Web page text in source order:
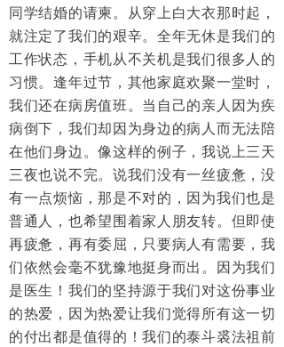
心血管内科
综合内科
消化内科
胸心外科
儿科
妇产科
骨科
呼吸内科
急诊科
同学结婚的请柬。从穿上白大衣那时起，
就注定了我们的艰辛。全年无休是我们的
工作状态，手机从不关机是我们很多人的
习惯。逢年过节，其他家庭欢聚一堂时，
我们还在病房值班。当自己的亲人因为疾
病倒下，我们却因为身边的病人而无法陪
在他们身边。像这样的例子，我说上三天
三夜也说不完。说我们没有一丝疲惫，没
有一点烦恼，那是不对的，因为我们也是
普通人，也希望围着家人朋友转。但即使
再疲惫，再有委屈，只要病人有需要，我
们依然会毫不犹豫地挺身而出。因为我们
是医生！我们的坚持源于我们对这份事业
的热爱，因为热爱让我们觉得所有这一切
的付出都是值得的！我们的泰斗裘法祖前